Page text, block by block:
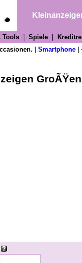
Tools Spiele
Smartphone